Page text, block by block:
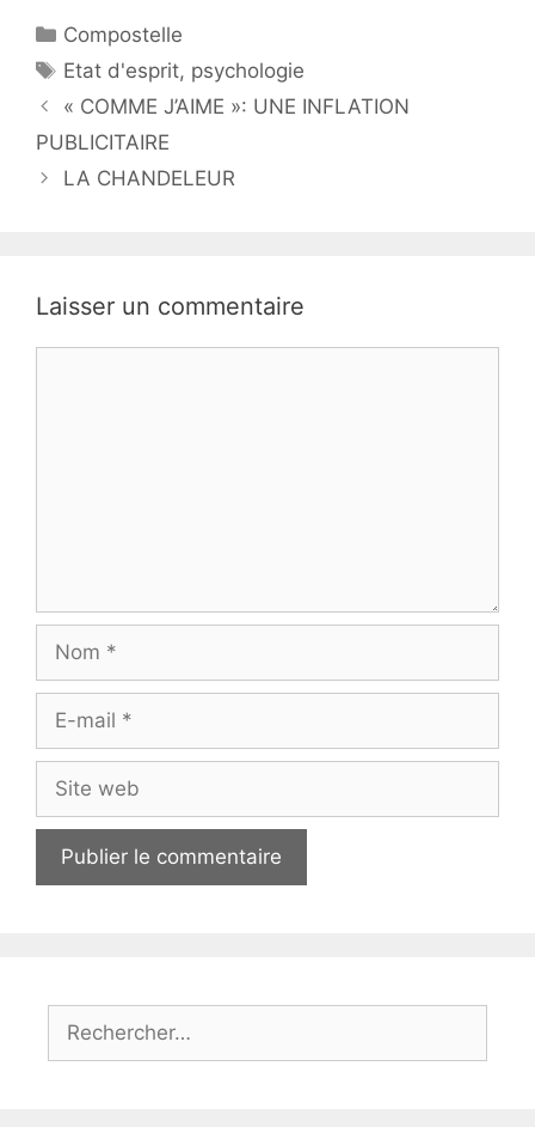
e
b
o
o
k
er
dI
n
e
n
g
er
Catégories
Compostelle
Étiquettes
Etat d'esprit, psychologie
« COMME J’AIME »: UNE INFLATION
PUBLICITAIRE
LA CHANDELEUR
Laisser un commentaire
Nom
Site
web
Rechercher :